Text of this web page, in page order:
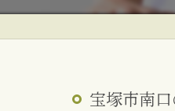
反り腰・姿勢改善
宝塚市南